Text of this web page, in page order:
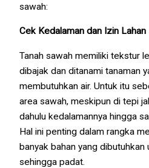
sawah:
Cek Kedalaman dan Izin Lahan
Tanah sawah memiliki tekstur
dibajak dan ditanami tanaman
membutuhkan air. Untuk itu
area sawah, meskipun di tepi
dahulu kedalamannya hingga
Hal ini penting dalam rangka
banyak bahan yang dibutuhkan
sehingga padat.